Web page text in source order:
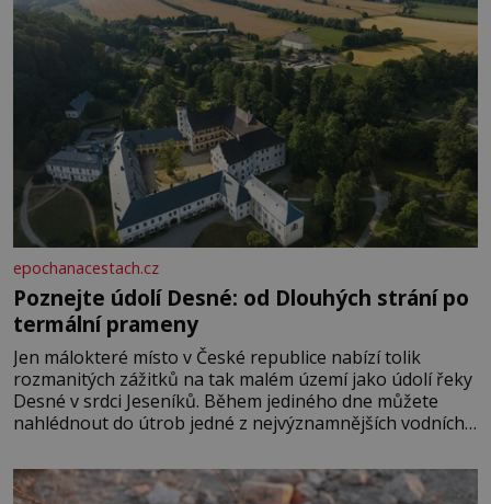
epochanacestach.cz
Poznejte údolí Desné: od Dlouhých strání po
termální prameny
Jen málokteré místo v České republice nabízí tolik
rozmanitých zážitků na tak malém území jako údolí řeky
Desné v srdci Jeseníků. Během jediného dne můžete
nahlédnout do útrob jedné z nejvýznamnějších vodních
se na koloběžce a den zakončit poznáváním památek ve
Velkých Losinách nebo v termálním